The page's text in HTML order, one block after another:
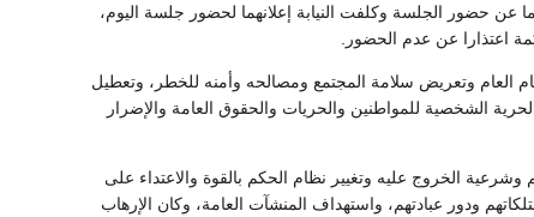
حضور الجلسة وكلفت النيابة إعلانهما لحضور جلسة اليوم،
اعتذارا عن عدم الحضور.
العام وتعريض سلامة المجتمع ومصالحه وأمنه للخطر، وتعطيل
الشخصية للمواطنين والحريات والحقوق العامة والإضرار
الخروج عليه وتغيير نظام الحكم بالقوة والاعتداء على
ودور عبادتهم، واستهداف المنشآت العامة، وكان الإرهاب